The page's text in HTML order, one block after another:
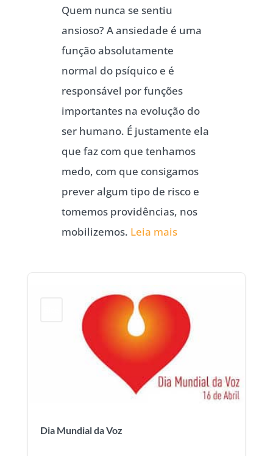
Quem nunca se sentiu
ansioso? A ansiedade é uma
função absolutamente
normal do psíquico e é
responsável por funções
importantes na evolução do
ser humano. É justamente ela
que faz com que tenhamos
medo, com que consigamos
prever algum tipo de risco e
tomemos providências, nos
mobilizemos. Leia mais
Dia Mundial da Voz